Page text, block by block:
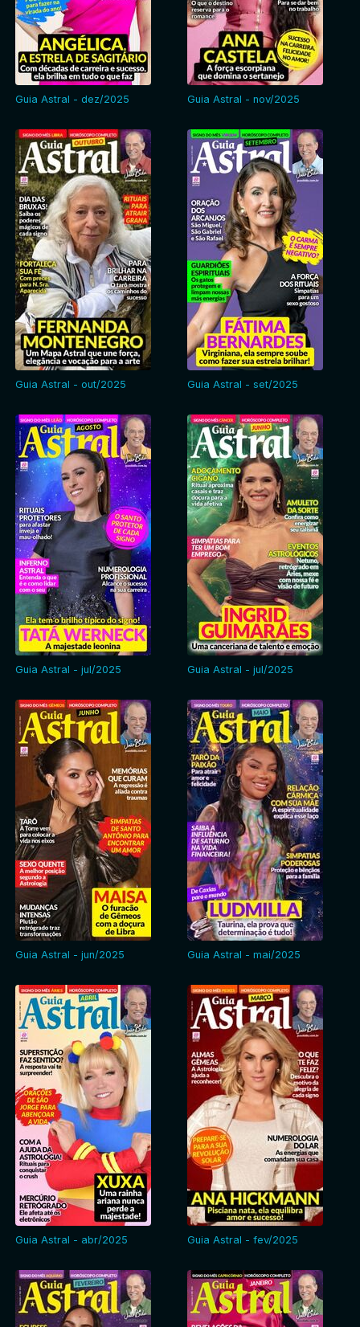
Guia Astral - dez/2025 Guia Astral - nov/2025
Guia Astral - out/2025 Guia Astral - set/2025
Guia Astral - jul/2025 Guia Astral - jul/2025
Guia Astral - jun/2025 Guia Astral - mai/2025
Guia Astral - abr/2025 Guia Astral - fev/2025